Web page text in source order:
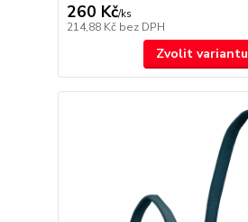
260 Kč/ks
214,88 Kč bez DPH
Zvolit variantu